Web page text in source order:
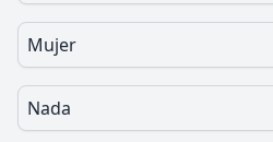
Mujer
Nada